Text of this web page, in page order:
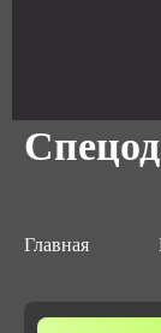
Главная